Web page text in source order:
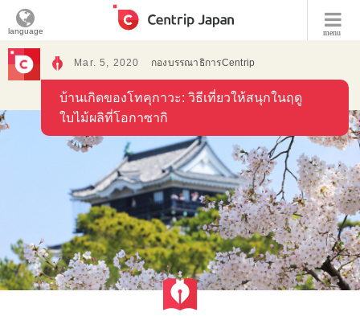
menu
language
Mar. 5, 2020 กองบรรณาธิการCentrip
บ้านเกิดของโทคุกาวะ: วิธีเที่ยวให้สนุกในฤดู
ใบไม้ผลิที่โอกาซากิ